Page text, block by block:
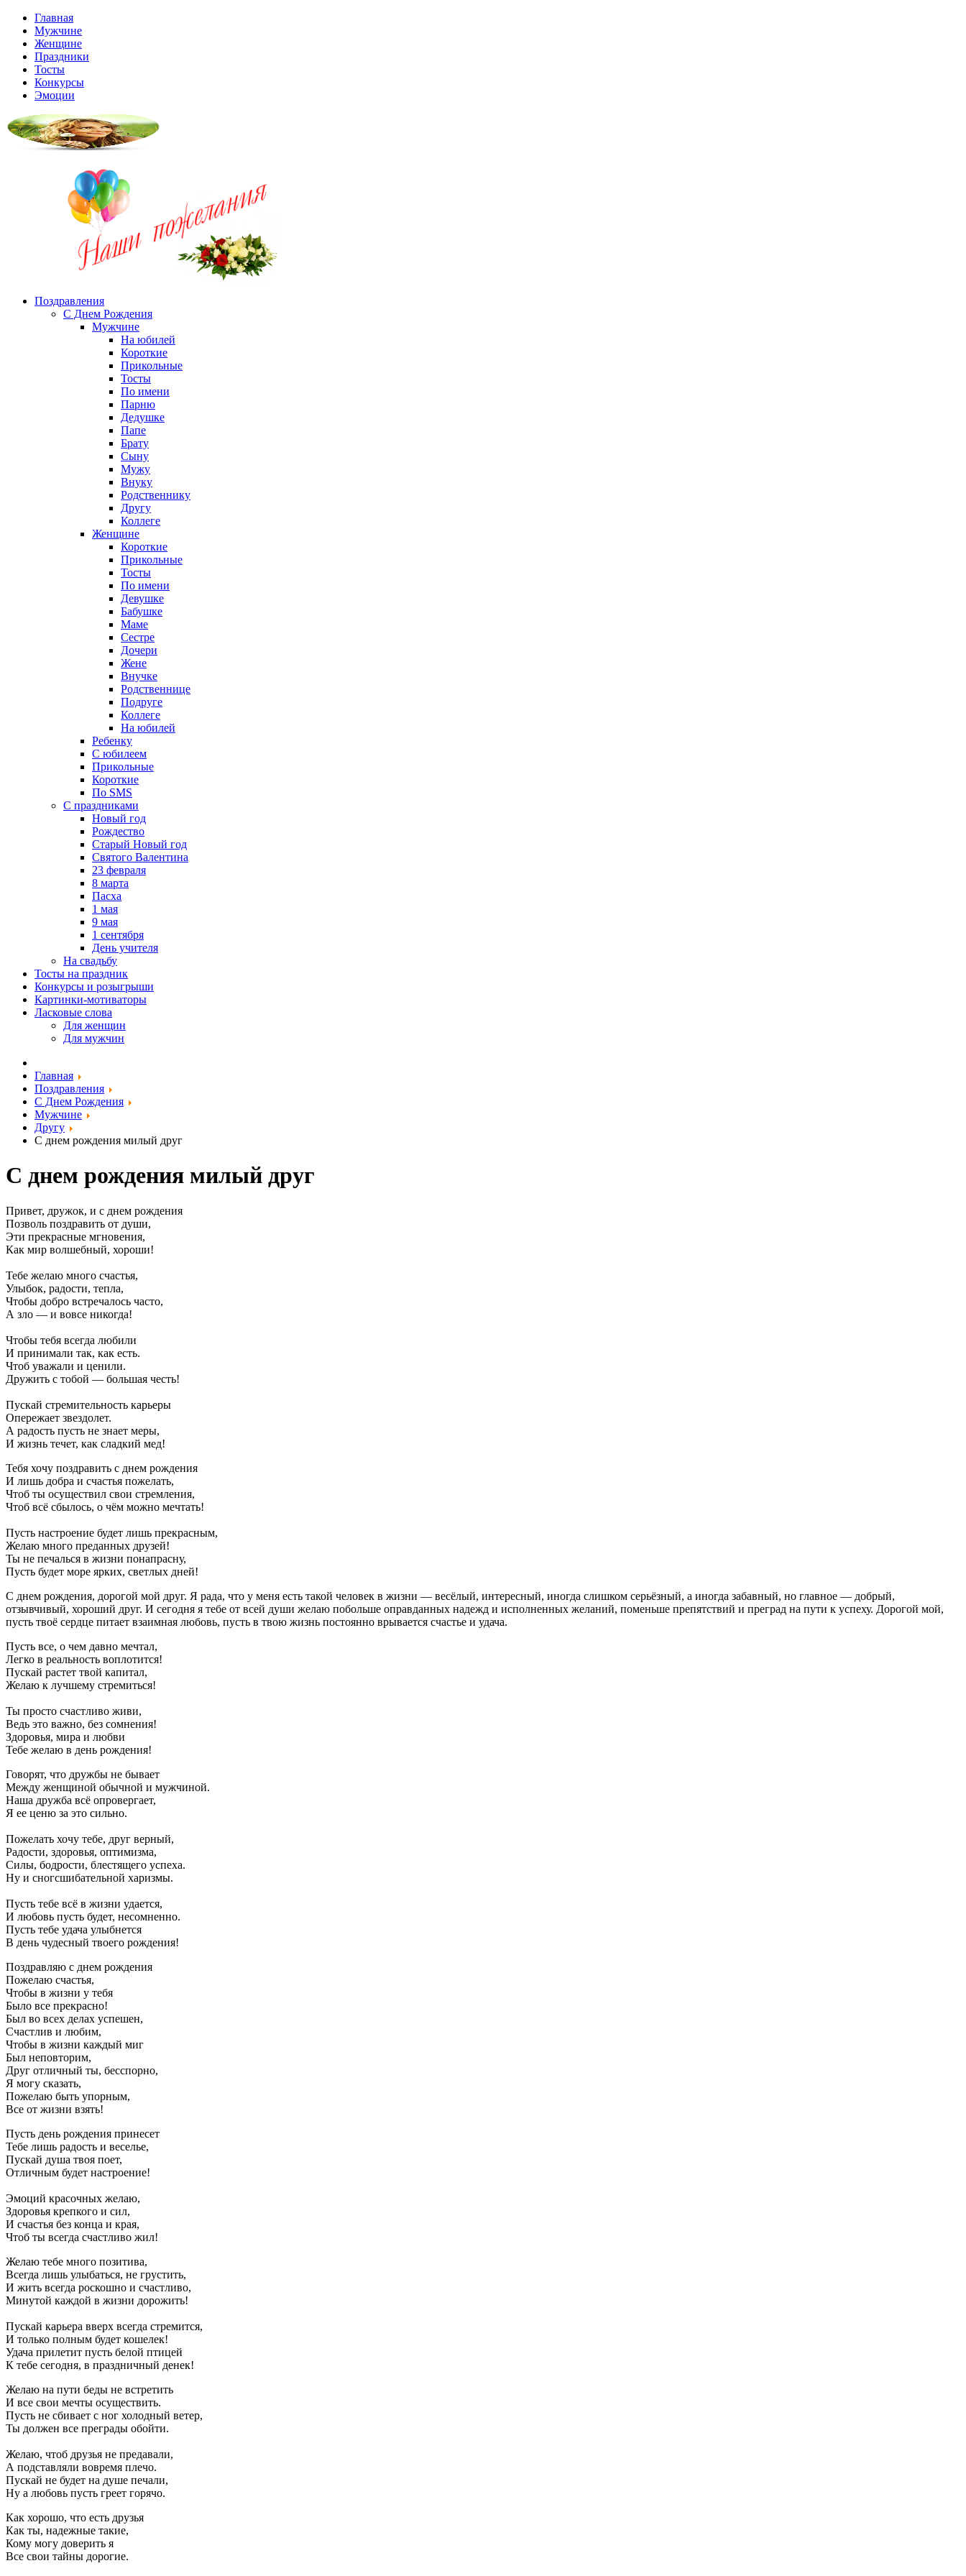
Главная
Мужчине
Женщине
Праздники
Тосты
Конкурсы
Эмоции
Поздравления
С Днем Рождения
Мужчине
На юбилей
Короткие
Прикольные
Тосты
По имени
Парню
Дедушке
Папе
Брату
Сыну
Мужу
Внуку
Родственнику
Другу
Коллеге
Женщине
Короткие
Прикольные
Тосты
По имени
Девушке
Бабушке
Маме
Сестре
Дочери
Жене
Внучке
Родственнице
Подруге
Коллеге
На юбилей
Ребенку
С юбилеем
Прикольные
Короткие
По SMS
С праздниками
Новый год
Рождество
Старый Новый год
Святого Валентина
23 февраля
8 марта
Пасха
1 мая
9 мая
1 сентября
День учителя
На свадьбу
Тосты на праздник
Конкурсы и розыгрыши
Картинки-мотиваторы
Ласковые слова
Для женщин
Для мужчин
Главная
Поздравления
С Днем Рождения
Мужчине
Другу
С днем рождения милый друг
С днем рождения милый друг
Привет, дружок, и с днем рождения
Позволь поздравить от души,
Эти прекрасные мгновения,
Как мир волшебный, хороши!
Тебе желаю много счастья,
Улыбок, радости, тепла,
Чтобы добро встречалось часто,
А зло — и вовсе никогда!
Чтобы тебя всегда любили
И принимали так, как есть.
Чтоб уважали и ценили.
Дружить с тобой — большая честь!
Пускай стремительность карьеры
Опережает звездолет.
А радость пусть не знает меры,
И жизнь течет, как сладкий мед!
Тебя хочу поздравить с днем рождения
И лишь добра и счастья пожелать,
Чтоб ты осуществил свои стремления,
Чтоб всё сбылось, о чём можно мечтать!
Пусть настроение будет лишь прекрасным,
Желаю много преданных друзей!
Ты не печалься в жизни понапрасну,
Пусть будет море ярких, светлых дней!
С днем рождения, дорогой мой друг. Я рада, что у меня есть такой человек в жизни — весёлый, интересный, иногда слишком серьёзный, а иногда забавный, но главное — добрый,
отзывчивый, хороший друг. И сегодня я тебе от всей души желаю побольше оправданных надежд и исполненных желаний, поменьше препятствий и преград на пути к успеху. Дорогой мой,
пусть твоё сердце питает взаимная любовь, пусть в твою жизнь постоянно врывается счастье и удача.
Пусть все, о чем давно мечтал,
Легко в реальность воплотится!
Пускай растет твой капитал,
Желаю к лучшему стремиться!
Ты просто счастливо живи,
Ведь это важно, без сомнения!
Здоровья, мира и любви
Тебе желаю в день рождения!
Говорят, что дружбы не бывает
Между женщиной обычной и мужчиной.
Наша дружба всё опровергает,
Я ее ценю за это сильно.
Пожелать хочу тебе, друг верный,
Радости, здоровья, оптимизма,
Силы, бодрости, блестящего успеха.
Ну и сногсшибательной харизмы.
Пусть тебе всё в жизни удается,
И любовь пусть будет, несомненно.
Пусть тебе удача улыбнется
В день чудесный твоего рождения!
Поздравляю с днем рождения
Пожелаю счастья,
Чтобы в жизни у тебя
Было все прекрасно!
Был во всех делах успешен,
Счастлив и любим,
Чтобы в жизни каждый миг
Был неповторим,
Друг отличный ты, бесспорно,
Я могу сказать,
Пожелаю быть упорным,
Все от жизни взять!
Пусть день рождения принесет
Тебе лишь радость и веселье,
Пускай душа твоя поет,
Отличным будет настроение!
Эмоций красочных желаю,
Здоровья крепкого и сил,
И счастья без конца и края,
Чтоб ты всегда счастливо жил!
Желаю тебе много позитива,
Всегда лишь улыбаться, не грустить,
И жить всегда роскошно и счастливо,
Минутой каждой в жизни дорожить!
Пускай карьера вверх всегда стремится,
И только полным будет кошелек!
Удача прилетит пусть белой птицей
К тебе сегодня, в праздничный денек!
Желаю на пути беды не встретить
И все свои мечты осуществить.
Пусть не сбивает с ног холодный ветер,
Ты должен все преграды обойти.
Желаю, чтоб друзья не предавали,
А подставляли вовремя плечо.
Пускай не будет на душе печали,
Ну а любовь пусть греет горячо.
Как хорошо, что есть друзья
Как ты, надежные такие,
Кому могу доверить я
Все свои тайны дорогие.